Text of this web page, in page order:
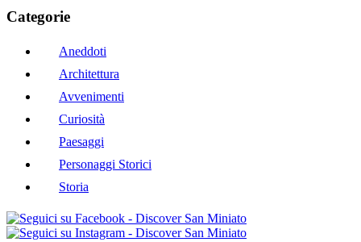
Categorie
Aneddoti
Architettura
Avvenimenti
Curiosità
Paesaggi
Personaggi Storici
Storia